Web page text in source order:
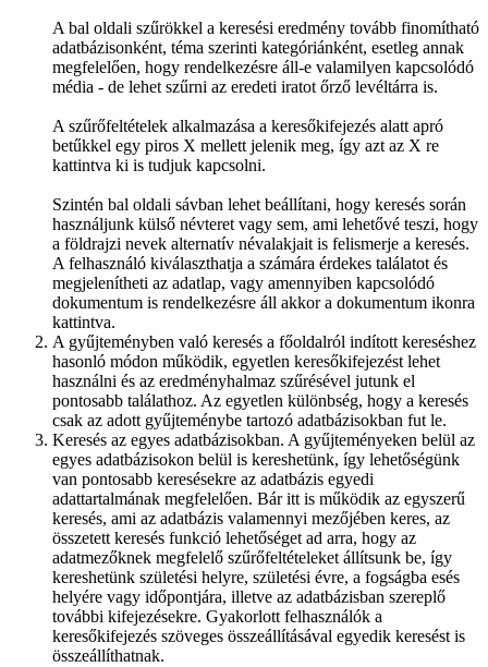
A bal oldali szűrökkel a keresési eredmény tovább finomítható
adatbázisonként, téma szerinti kategóriánként, esetleg annak
megfelelően, hogy rendelkezésre áll-e valamilyen kapcsolódó
média - de lehet szűrni az eredeti iratot őrző levéltárra is.
A szűrőfeltételek alkalmazása a keresőkifejezés alatt apró
betűkkel egy piros X mellett jelenik meg, így azt az X re
kattintva ki is tudjuk kapcsolni.
Szintén bal oldali sávban lehet beállítani, hogy keresés során
használjunk külső névteret vagy sem, ami lehetővé teszi, hogy
a földrajzi nevek alternatív névalakjait is felismerje a keresés.
A felhasználó kiválaszthatja a számára érdekes találatot és
megjelenítheti az adatlap, vagy amennyiben kapcsolódó
dokumentum is rendelkezésre áll akkor a dokumentum ikonra
kattintva.
A gyűjteményben való keresés a főoldalról indított kereséshez
hasonló módon működik, egyetlen keresőkifejezést lehet
használni és az eredményhalmaz szűrésével jutunk el
pontosabb találathoz. Az egyetlen különbség, hogy a keresés
csak az adott gyűjteménybe tartozó adatbázisokban fut le.
Keresés az egyes adatbázisokban. A gyűjteményeken belül az
egyes adatbázisokon belül is kereshetünk, így lehetőségünk
van pontosabb keresésekre az adatbázis egyedi
adattartalmának megfelelően. Bár itt is működik az egyszerű
keresés, ami az adatbázis valamennyi mezőjében keres, az
összetett keresés funkció lehetőséget ad arra, hogy az
adatmezőknek megfelelő szűrőfeltételeket állítsunk be, így
kereshetünk születési helyre, születési évre, a fogságba esés
helyére vagy időpontjára, illetve az adatbázisban szereplő
további kifejezésekre. Gyakorlott felhasználók a
keresőkifejezés szöveges összeállításával egyedik keresést is
összeállíthatnak.